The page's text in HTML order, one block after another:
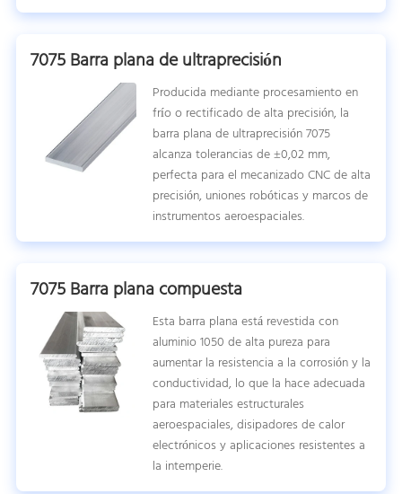
7075 Barra plana de ultraprecisión
Producida mediante procesamiento en
frío o rectificado de alta precisión, la
barra plana de ultraprecisión 7075
alcanza tolerancias de ±0,02 mm,
perfecta para el mecanizado CNC de alta
precisión, uniones robóticas y marcos de
instrumentos aeroespaciales.
7075 Barra plana compuesta
Esta barra plana está revestida con
aluminio 1050 de alta pureza para
aumentar la resistencia a la corrosión y la
conductividad, lo que la hace adecuada
para materiales estructurales
aeroespaciales, disipadores de calor
electrónicos y aplicaciones resistentes a
la intemperie.